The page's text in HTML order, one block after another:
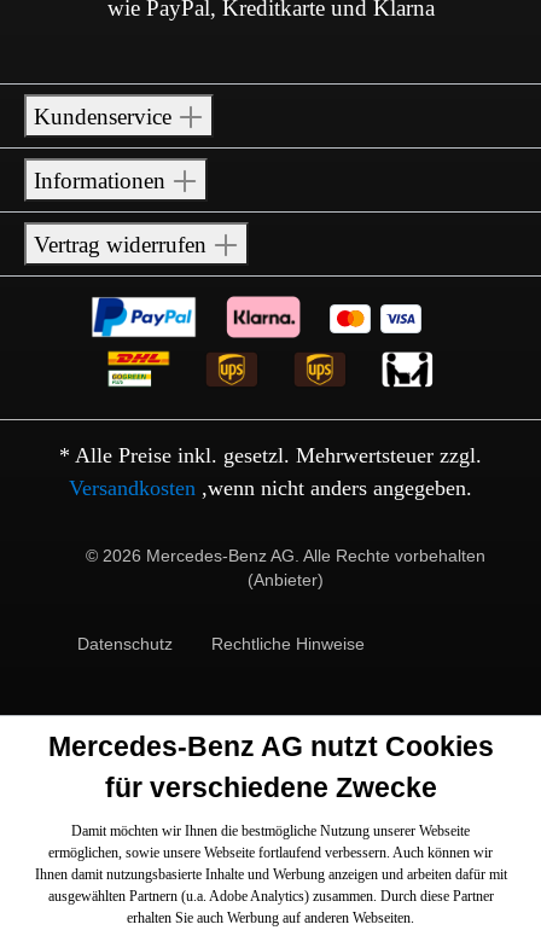
wie PayPal, Kreditkarte und Klarna
Kundenservice
Informationen
Vertrag widerrufen
* Alle Preise inkl. gesetzl. Mehrwertsteuer zzgl.
Versandkosten ,wenn nicht anders angegeben.
© 2026 Mercedes-Benz AG. Alle Rechte vorbehalten
(Anbieter)
Datenschutz Rechtliche Hinweise
Mercedes-Benz AG nutzt Cookies
für verschiedene Zwecke
Damit möchten wir Ihnen die bestmögliche Nutzung unserer Webseite
ermöglichen, sowie unsere Webseite fortlaufend verbessern. Auch können wir
Ihnen damit nutzungsbasierte Inhalte und Werbung anzeigen und arbeiten dafür mit
ausgewählten Partnern (u.a. Adobe Analytics) zusammen. Durch diese Partner
erhalten Sie auch Werbung auf anderen Webseiten.